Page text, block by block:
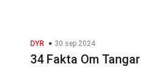
DYR 30 sep 2024
34 Fakta Om Tangar